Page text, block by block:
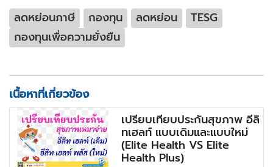
ลดหย่อนภาษี กองทุน ลดหย่อน
TESG
กองทุนเพื่อความยั่งยืน
เนื้อหาที่เกี่ยวข้อง
เปรียบเทียบประกันสุขภาพ อีลิ
ทเฮลท์ แบบเดิมและแบบใหม่
(Elite Health VS Elite
Health Plus)